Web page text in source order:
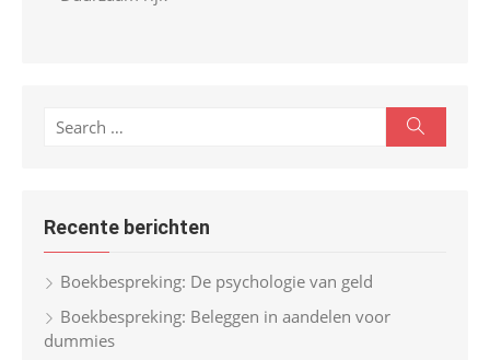
c
f
o
r
e
Recente berichten
Boekbespreking: De psychologie van geld
Boekbespreking: Beleggen in aandelen voor
dummies